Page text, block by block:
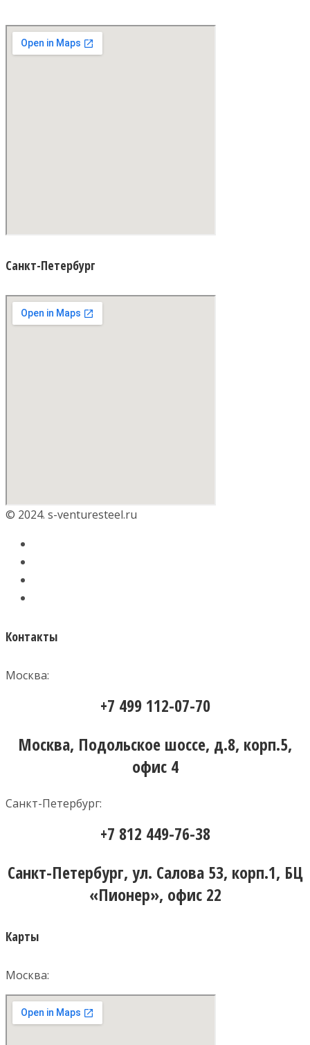
Санкт-Петербург
© 2024. s-venturesteel.ru
Контакты
Москва:
+7 499 112-07-70
Москва, Подольское шоссе, д.8, корп.5,
офис 4
Санкт-Петербург:
+7 812 449-76-38
Санкт-Петербург, ул. Салова 53, корп.1, БЦ
«Пионер», офис 22
Карты
Москва: